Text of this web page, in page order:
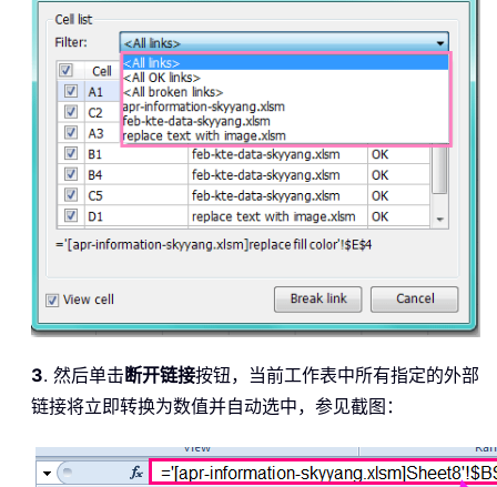
3. 然后单击 断开链接按钮，当前工作表中所有指定的外部
链接将立即转换为数值并自动选中，参见截图：